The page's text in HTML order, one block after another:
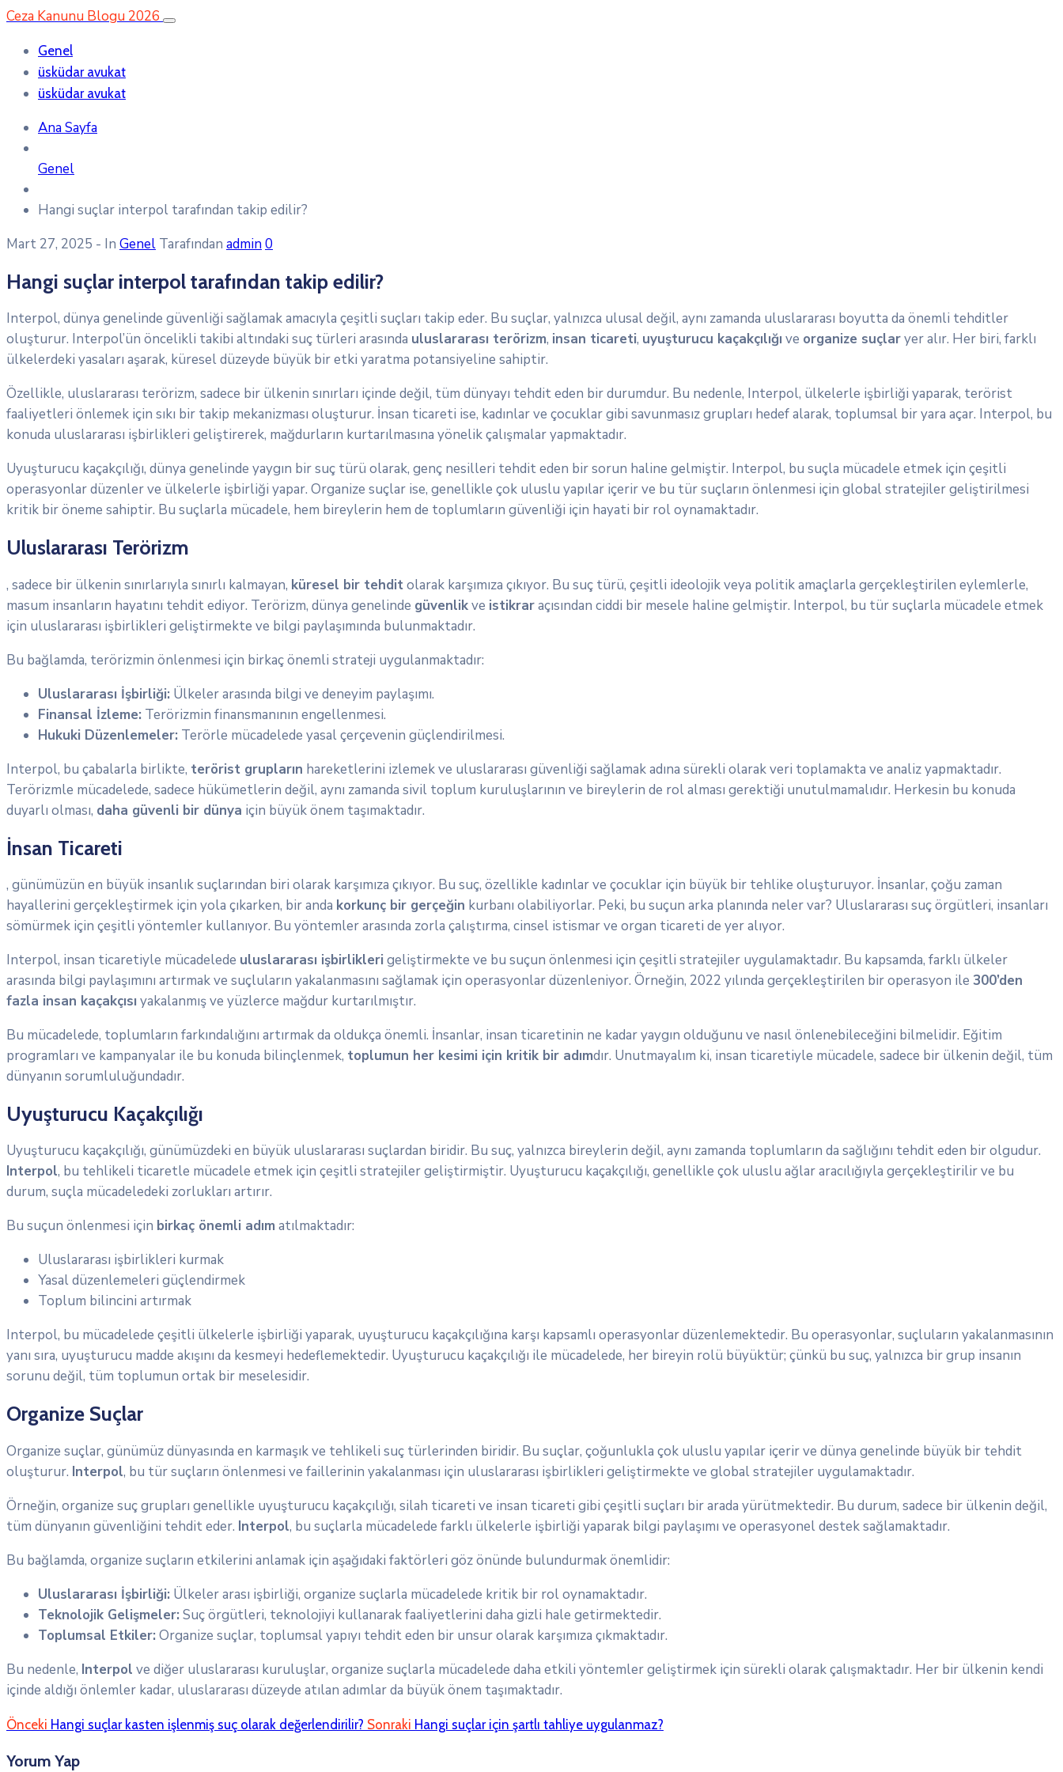
Ceza Kanunu Blogu 2026
Genel
üsküdar avukat
üsküdar avukat
Ana Sayfa
Genel
Hangi suçlar interpol tarafından takip edilir?
Mart 27, 2025 - In Genel Tarafından admin0
Hangi suçlar interpol tarafından takip edilir?
Interpol, dünya genelinde güvenliği sağlamak amacıyla çeşitli suçları takip eder. Bu suçlar, yalnızca ulusal değil, aynı zamanda uluslararası boyutta da önemli tehditler
oluşturur. Interpol’ün öncelikli takibi altındaki suç türleri arasında uluslararası terörizm, insan ticareti, uyuşturucu kaçakçılığı ve organize suçlaryer alır. Her biri, farklı
ülkelerdeki yasaları aşarak, küresel düzeyde büyük bir etki yaratma potansiyeline sahiptir.
Özellikle, uluslararası terörizm, sadece bir ülkenin sınırları içinde değil, tüm dünyayı tehdit eden bir durumdur. Bu nedenle, Interpol, ülkelerle işbirliği yaparak, terörist
faaliyetleri önlemek için sıkı bir takip mekanizması oluşturur. İnsan ticareti ise, kadınlar ve çocuklar gibi savunmasız grupları hedef alarak, toplumsal bir yara açar. Interpol, bu
konuda uluslararası işbirlikleri geliştirerek, mağdurların kurtarılmasına yönelik çalışmalar yapmaktadır.
Uyuşturucu kaçakçılığı, dünya genelinde yaygın bir suç türü olarak, genç nesilleri tehdit eden bir sorun haline gelmiştir. Interpol, bu suçla mücadele etmek için çeşitli
operasyonlar düzenler ve ülkelerle işbirliği yapar. Organize suçlar ise, genellikle çok uluslu yapılar içerir ve bu tür suçların önlenmesi için global stratejiler geliştirilmesi
kritik bir öneme sahiptir. Bu suçlarla mücadele, hem bireylerin hem de toplumların güvenliği için hayati bir rol oynamaktadır.
Uluslararası Terörizm
, sadece bir ülkenin sınırlarıyla sınırlı kalmayan, küresel bir tehditolarak karşımıza çıkıyor. Bu suç türü, çeşitli ideolojik veya politik amaçlarla gerçekleştirilen eylemlerle,
masum insanların hayatını tehdit ediyor. Terörizm, dünya genelinde güvenlikve istikraraçısından ciddi bir mesele haline gelmiştir. Interpol, bu tür suçlarla mücadele etmek
için uluslararası işbirlikleri geliştirmekte ve bilgi paylaşımında bulunmaktadır.
Bu bağlamda, terörizmin önlenmesi için birkaç önemli strateji uygulanmaktadır:
Uluslararası İşbirliği: Ülkeler arasında bilgi ve deneyim paylaşımı.
Finansal İzleme: Terörizmin finansmanının engellenmesi.
Hukuki Düzenlemeler: Terörle mücadelede yasal çerçevenin güçlendirilmesi.
Interpol, bu çabalarla birlikte, terörist grupların hareketlerini izlemek ve uluslararası güvenliği sağlamak adına sürekli olarak veri toplamakta ve analiz yapmaktadır.
Terörizmle mücadelede, sadece hükümetlerin değil, aynı zamanda sivil toplum kuruluşlarının ve bireylerin de rol alması gerektiği unutulmamalıdır. Herkesin bu konuda
duyarlı olması, daha güvenli bir dünya için büyük önem taşımaktadır.
İnsan Ticareti
, günümüzün en büyük insanlık suçlarından biri olarak karşımıza çıkıyor. Bu suç, özellikle kadınlar ve çocuklar için büyük bir tehlike oluşturuyor. İnsanlar, çoğu zaman
hayallerini gerçekleştirmek için yola çıkarken, bir anda korkunç bir gerçeğin kurbanı olabiliyorlar. Peki, bu suçun arka planında neler var? Uluslararası suç örgütleri, insanları
sömürmek için çeşitli yöntemler kullanıyor. Bu yöntemler arasında zorla çalıştırma, cinsel istismar ve organ ticareti de yer alıyor.
Interpol, insan ticaretiyle mücadelede uluslararası işbirlikleri geliştirmekte ve bu suçun önlenmesi için çeşitli stratejiler uygulamaktadır. Bu kapsamda, farklı ülkeler
arasında bilgi paylaşımını artırmak ve suçluların yakalanmasını sağlamak için operasyonlar düzenleniyor. Örneğin, 2022 yılında gerçekleştirilen bir operasyon ile 300’den
fazla insan kaçakçısı yakalanmış ve yüzlerce mağdur kurtarılmıştır.
Bu mücadelede, toplumların farkındalığını artırmak da oldukça önemli. İnsanlar, insan ticaretinin ne kadar yaygın olduğunu ve nasıl önlenebileceğini bilmelidir. Eğitim
programları ve kampanyalar ile bu konuda bilinçlenmek, toplumun her kesimi için kritik bir adımdır. Unutmayalım ki, insan ticaretiyle mücadele, sadece bir ülkenin değil, tüm
dünyanın sorumluluğundadır.
Uyuşturucu Kaçakçılığı
Uyuşturucu kaçakçılığı, günümüzdeki en büyük uluslararası suçlardan biridir. Bu suç, yalnızca bireylerin değil, aynı zamanda toplumların da sağlığını tehdit eden bir olgudur.
Interpol, bu tehlikeli ticaretle mücadele etmek için çeşitli stratejiler geliştirmiştir. Uyuşturucu kaçakçılığı, genellikle çok uluslu ağlar aracılığıyla gerçekleştirilir ve bu
durum, suçla mücadeledeki zorlukları artırır.
Bu suçun önlenmesi için birkaç önemli adım atılmaktadır:
Uluslararası işbirlikleri kurmak
Yasal düzenlemeleri güçlendirmek
Toplum bilincini artırmak
Interpol, bu mücadelede çeşitli ülkelerle işbirliği yaparak, uyuşturucu kaçakçılığına karşı kapsamlı operasyonlar düzenlemektedir. Bu operasyonlar, suçluların yakalanmasının
yanı sıra, uyuşturucu madde akışını da kesmeyi hedeflemektedir. Uyuşturucu kaçakçılığı ile mücadelede, her bireyin rolü büyüktür; çünkü bu suç, yalnızca bir grup insanın
sorunu değil, tüm toplumun ortak bir meselesidir.
Organize Suçlar
Organize suçlar, günümüz dünyasında en karmaşık ve tehlikeli suç türlerinden biridir. Bu suçlar, çoğunlukla çok uluslu yapılar içerir ve dünya genelinde büyük bir tehdit
oluşturur. Interpol, bu tür suçların önlenmesi ve faillerinin yakalanması için uluslararası işbirlikleri geliştirmekte ve global stratejiler uygulamaktadır.
Örneğin, organize suç grupları genellikle uyuşturucu kaçakçılığı, silah ticareti ve insan ticareti gibi çeşitli suçları bir arada yürütmektedir. Bu durum, sadece bir ülkenin değil,
tüm dünyanın güvenliğini tehdit eder. Interpol, bu suçlarla mücadelede farklı ülkelerle işbirliği yaparak bilgi paylaşımı ve operasyonel destek sağlamaktadır.
Bu bağlamda, organize suçların etkilerini anlamak için aşağıdaki faktörleri göz önünde bulundurmak önemlidir:
Uluslararası İşbirliği: Ülkeler arası işbirliği, organize suçlarla mücadelede kritik bir rol oynamaktadır.
Teknolojik Gelişmeler: Suç örgütleri, teknolojiyi kullanarak faaliyetlerini daha gizli hale getirmektedir.
Toplumsal Etkiler: Organize suçlar, toplumsal yapıyı tehdit eden bir unsur olarak karşımıza çıkmaktadır.
Bu nedenle, Interpol ve diğer uluslararası kuruluşlar, organize suçlarla mücadelede daha etkili yöntemler geliştirmek için sürekli olarak çalışmaktadır. Her bir ülkenin kendi
içinde aldığı önlemler kadar, uluslararası düzeyde atılan adımlar da büyük önem taşımaktadır.
Önceki Hangi suçlar kasten işlenmiş suç olarak değerlendirilir? Sonraki Hangi suçlar için şartlı tahliye uygulanmaz?
Yorum Yap